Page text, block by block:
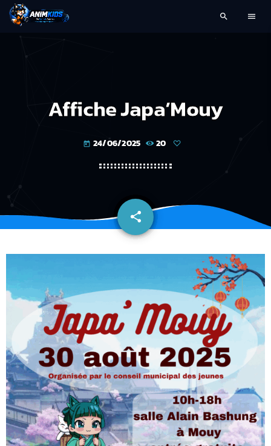
search menu
Affiche Japa’Mouy
today 24/06/2025 20
share
email